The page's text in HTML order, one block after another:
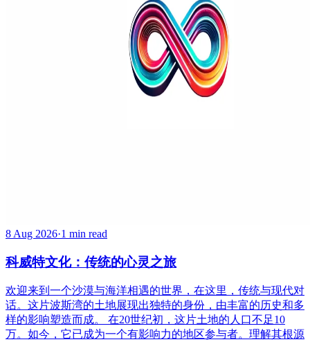
8 Aug 2026·1 min read
科威特文化：传统的心灵之旅
欢迎来到一个沙漠与海洋相遇的世界，在这里，传统与现代对
话。这片波斯湾的土地展现出独特的身份，由丰富的历史和多
样的影响塑造而成。 在20世纪初，这片土地的人口不足10
万。如今，它已成为一个有影响力的地区参与者。理解其根源